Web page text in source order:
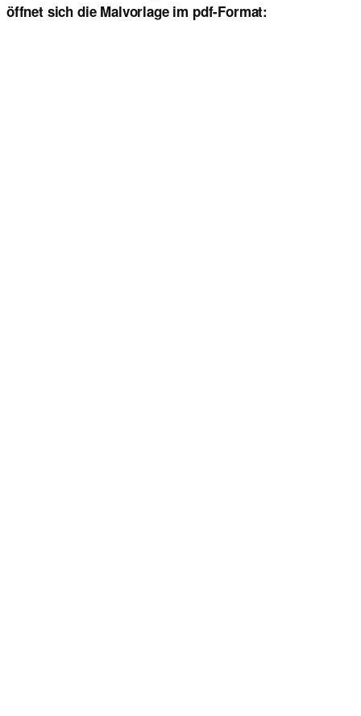
öffnet sich die Malvorlage im pdf-Format: